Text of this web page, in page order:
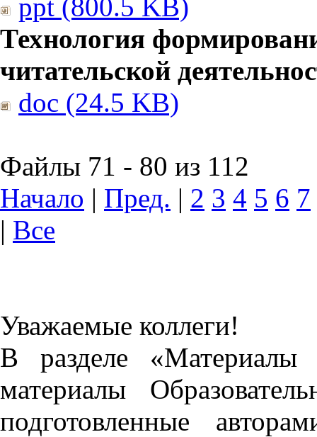
ppt (800.5 KB)
Технология
читательской
doc (24.5 KB)
Файлы 71 - 80 из 112
Начало | Пред. | 2 3 4 5 6 7
| Все
Уважаемые коллеги!
В разделе «Материалы
материалы
подготовленные